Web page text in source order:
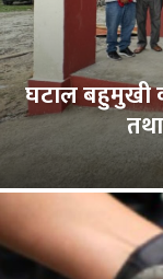
घटाल बहुमुखी